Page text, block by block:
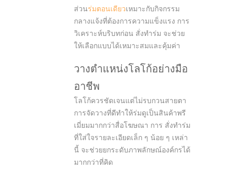
ส่วนร่มตอนเดียวเหมาะกับกิจกรรม
กลางแจ้งที่ต้องการความแข็งแรง การ
วิเคราะห์บริบทก่อน สั่งทำร่ม จะช่วย
ให้เลือกแบบได้เหมาะสมและคุ้มค่า
วางตำแหน่งโลโก้อย่างมือ
อาชีพ
โลโก้ควรชัดเจนแต่ไม่รบกวนสายตา
การจัดวางที่ดีทำให้ร่มดูเป็นสินค้าพรี
เมี่ยมมากกว่าสื่อโฆษณา การ สั่งทำร่ม
ที่ใส่ใจรายละเอียดเล็ก ๆ น้อย ๆ เหล่า
นี้ จะช่วยยกระดับภาพลักษณ์องค์กรได้
มากกว่าที่คิด